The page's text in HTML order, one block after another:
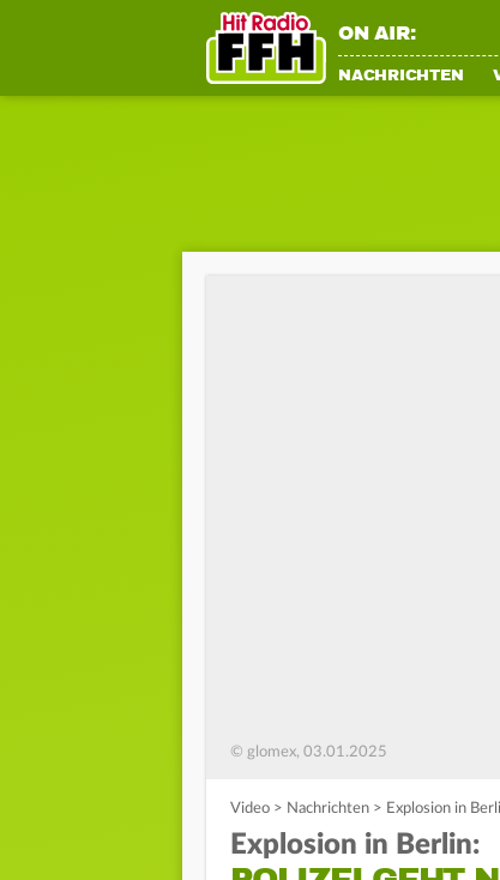
ON AIR:
NACHRICHTEN
© glomex, 03.01.2025
Video > Nachrichten > Explosion in
Explosion in Berlin: